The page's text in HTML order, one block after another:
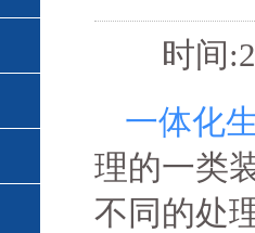
时间
一体化
理的一类
不同的处